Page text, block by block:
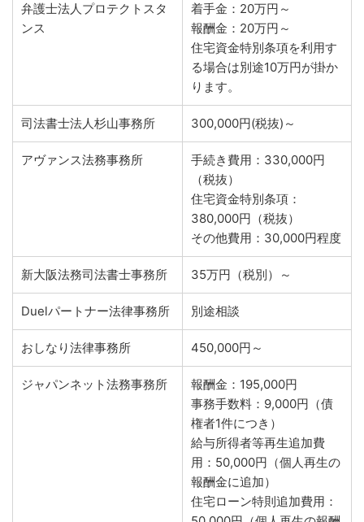
弁護士法人プロテクトスタ
ンス
着手金：20万円～
報酬金：20万円～
住宅資金特別条項を利用す
る場合は別途10万円が掛か
ります。
司法書士法人杉山事務所 300,000円(税抜)～
アヴァンス法務事務所
手続き費用：330,000円
（税抜）
住宅資金特別条項：
380,000円（税抜）
その他費用：30,000円程度
新大阪法務司法書士事務所 35万円（税別）～
Duelパートナー法律事務所 別途相談
おしなり法律事務所 450,000円～
ジャパンネット法務事務所
報酬金：195,000円
事務手数料：9,000円（債
権者1件につき）
給与所得者等再生追加費
用：50,000円（個人再生の
報酬金に追加）
住宅ローン特則追加費用：